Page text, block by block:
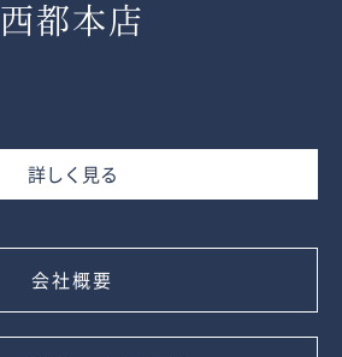
西都本店
詳しく見る
会社概要